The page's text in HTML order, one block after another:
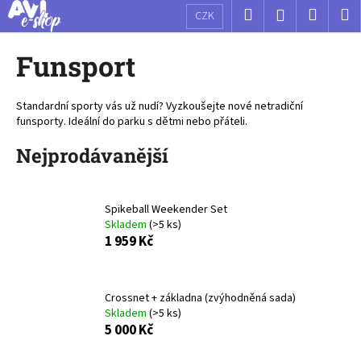
Přejít
na
obsah
CZK Hledat Přihlášení
Funsport
Standardní sporty vás už nudí? Vyzkoušejte nové netradiční
funsporty. Ideální do parku s dětmi nebo přáteli.
Nejprodávanější
Spikeball Weekender Set
Skladem (>5 ks)
1 959 Kč
Crossnet + základna (zvýhodněná sada)
Skladem (>5 ks)
5 000 Kč
K
o
o
p
o